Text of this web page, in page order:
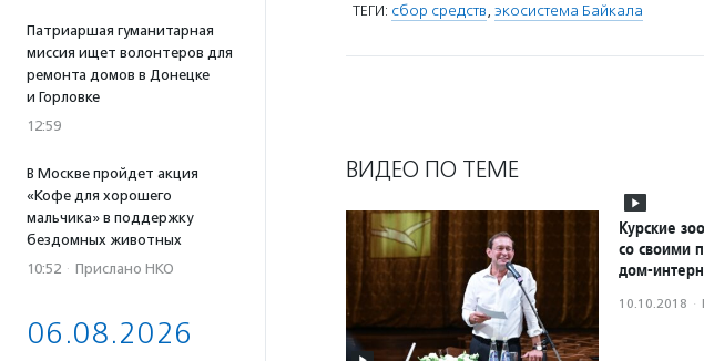
Патриаршая гуманитарная
миссия ищет волонтеров для
ремонта домов в Донецке
и Горловке
12:59
В Москве пройдет акция
«Кофе для хорошего
мальчика» в поддержку
бездомных животных
10:52 · Прислано НКО
06.08.2026
ТЕГИ: сбор средств, экосистема Байкала
ВИДЕО ПО ТЕМЕ
Курские
со своими
дом-
10.10.2018 ·